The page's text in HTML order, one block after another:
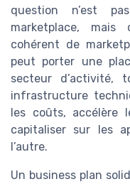
question n’est
marketplace,
cohérent de
peut porter une
secteur d’activité,
infrastructure
les coûts, accélère
capitaliser sur les
l’autre.
Un business plan